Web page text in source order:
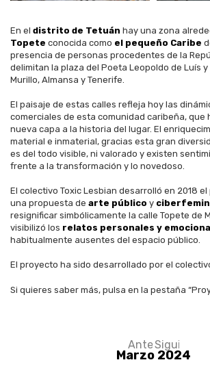
En el distrito de Tetuán hay una zona
Topete conocida como el pequeño Caribe
presencia de personas procedentes de la
delimitan la plaza del Poeta Leopoldo de Luís y
Murillo, Almansa y Tenerife.
El paisaje de estas calles refleja hoy las
comerciales de esta comunidad caribeña, que
nueva capa a la historia del lugar. El
material e inmaterial, gracias esta gran
es del todo visible, ni valorado y existen
frente a la transformación y lo novedoso.
El colectivo Toxic Lesbian desarrolló en 2018
una propuesta de arte público y
resignificar simbólicamente la calle Topete de
visibilizó los relatos personales y
habitualmente ausentes del espacio público.
El proyecto ha sido desarrollado por el
Si quieres saber más, pulsa en la pestaña
Marzo 2024
AnteriorSiguiente